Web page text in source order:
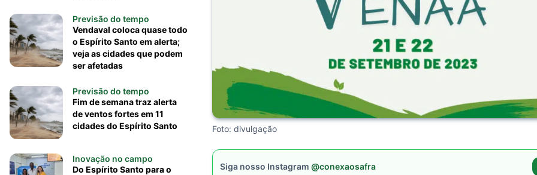
Previsão do tempo
Vendaval coloca quase todo
o Espírito Santo em alerta;
veja as cidades que podem
ser afetadas
Previsão do tempo
Fim de semana traz alerta
de ventos fortes em 11
cidades do Espírito Santo
Inovação no campo
Do Espírito Santo para o
Foto: divulgação
Siga nosso Instagram @conexaosafra